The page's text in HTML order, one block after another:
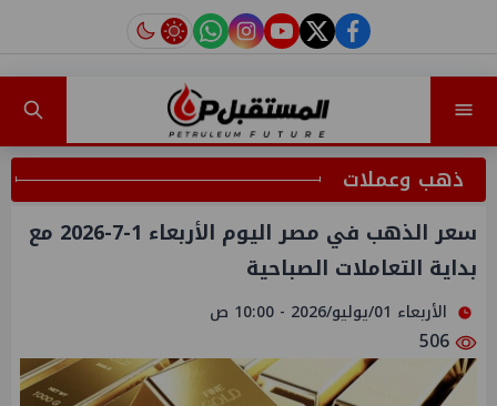
facebook
twitter
youtube
instagram
tiktok
ذهب وعملات
سعر الذهب في مصر اليوم الأربعاء 1-7-2026 مع
بداية التعاملات الصباحية
الأربعاء 01/يوليو/2026 - 10:00 ص